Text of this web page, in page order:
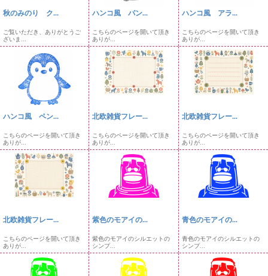
秋のみのり ク...
ご覧いただき、ありがとうご
ざいま...
ハンコ風 パン...
こちらのページを開いて頂き
ありが...
ハンコ風 アラ...
こちらのページを開いて頂き
ありが...
ハンコ風 ペン...
こちらのページを開いて頂き
ありが...
北欧雑貨フレー...
こちらのページを開いて頂き
ありが...
北欧雑貨フレー...
こちらのページを開いて頂き
ありが...
北欧雑貨フレー...
こちらのページを開いて頂き
ありが...
紫色のモアイの...
紫色のモアイのシルエットの
シンプ...
青色のモアイの...
青色のモアイのシルエットの
シンプ...